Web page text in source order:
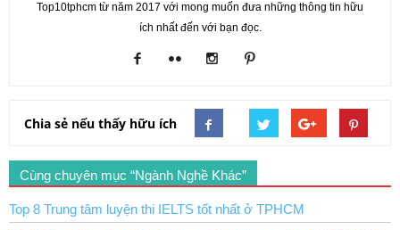
Top10tphcm từ năm 2017 với mong muốn đưa những thông tin hữu
ích nhất đến với bạn đọc.
Chia sẻ nếu thấy hữu ích
Cùng chuyên mục “Ngành Nghề Khác”
Top 8 Trung tâm luyện thi IELTS tốt nhất ở TPHCM